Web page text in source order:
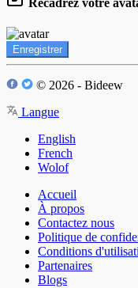
Enregistrer
© 2026 - Bideew
Langue
English
French
Wolof
Accueil
À propos
Contactez nous
Politique de
Conditions
Partenaires
Blogs